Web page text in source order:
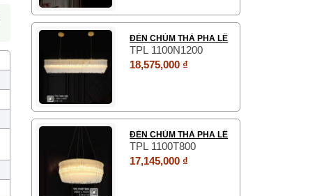
ĐÈN CHÙM THẢ PHA LÊ
TPL 1100N1200
18,575,000 ₫
ĐÈN CHÙM THẢ PHA LÊ
TPL 1100T800
17,145,000 ₫